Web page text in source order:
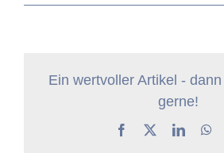
Ein wertvoller Artikel -
gerne!
Facebook